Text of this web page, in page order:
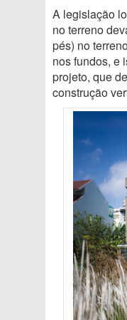
A legislação
no terreno
pés) no
nos fundos, e
projeto, que
construção